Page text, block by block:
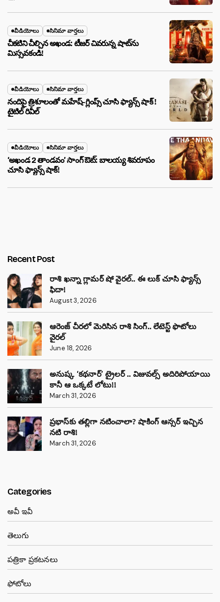
వీడియోలు సినిమా వార్తలు
చీకటిని చీల్చిన అఖండ: టీజర్ చివరున్న షాట్‌ను
మిస్సవకండి!
వీడియోలు సినిమా వార్తలు
నందిపై త్రిశూలంతో మహేష్-గ్లింప్స్ చూసి ఫ్యాన్స్ షాక్ !
టైటిల్ రివీల్
వీడియోలు సినిమా వార్తలు
‘అఖండ 2 తాండవం’ సాంగ్ ఔట్: బాలయ్య శివరూపం
చూసి ఫ్యాన్స్ షాక్!
Recent Post
రాశి ఖన్నా గ్లామర్ షో వైరల్.. ఈ లుక్ చూసి ఫ్యాన్స్
ఫిదా!
August 3, 2026
ఆరెంజ్ చీరలో మెరిసిన రాశి సింగ్.. లేటెస్ట్ ఫొటోలు
వైరల్
June 18, 2026
అనుష్క ‘కథనార్’ ట్రైలర్ .. విజువల్స్ అదిరిపోయాయి
కానీ ఆ ఒక్కటే లోటు!!
March 31, 2026
ప్రభాస్‌కు తల్లిగా నటించాలా? షాకింగ్ ఆన్సర్ ఇచ్చిన
నటి రాశి!
March 31, 2026
Categories
అవీ ఇవీ
తెలుగు
పత్రికా ప్రకటనలు
ఫోటోలు